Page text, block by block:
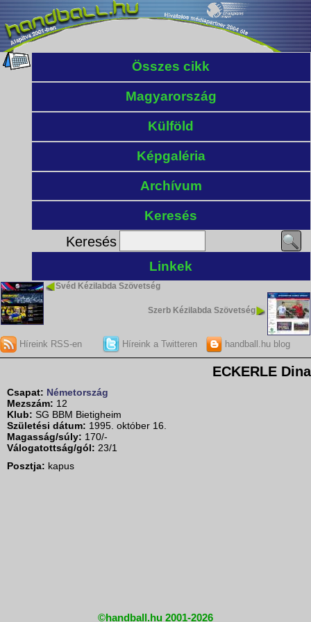
Összes cikk
Magyarország
Külföld
Képgaléria
Archívum
Keresés
Keresés
Linkek
Svéd Kézilabda Szövetség
Szerb Kézilabda Szövetség
Híreink RSS-en Híreink a Twitteren handball.hu blog
ECKERLE
Csapat: Németország
Mezszám: 12
Klub: SG BBM Bietigheim
Születési dátum: 1995. október 16.
Magasság/súly: 170/-
Válogatottság/gól: 23/1
Posztja: kapus
©handball.hu 2001-2026